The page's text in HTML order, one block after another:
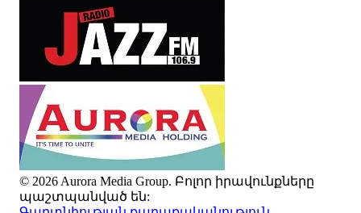
© 2026 Aurora Media Group. Բոլոր իրավունքները
պաշտպանված են: